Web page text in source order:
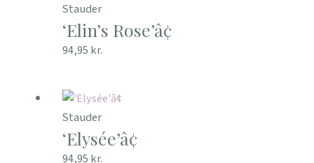
Stauder
‘Elin’s Rose’â¢
94,95 kr.
Stauder
‘Elysée’â¢
94,95 kr.